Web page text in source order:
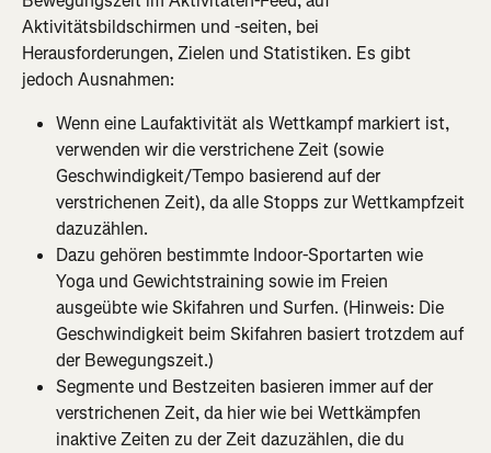
Aktivitätsbildschirmen und -seiten, bei
Herausforderungen, Zielen und Statistiken. Es gibt
jedoch Ausnahmen:
Wenn eine Laufaktivität als Wettkampf markiert ist,
verwenden wir die verstrichene Zeit (sowie
Geschwindigkeit/Tempo basierend auf der
verstrichenen Zeit), da alle Stopps zur Wettkampfzeit
dazuzählen.
Dazu gehören bestimmte Indoor-Sportarten wie
Yoga und Gewichtstraining sowie im Freien
ausgeübte wie Skifahren und Surfen. (Hinweis: Die
Geschwindigkeit beim Skifahren basiert trotzdem auf
der Bewegungszeit.)
Segmente und Bestzeiten basieren immer auf der
verstrichenen Zeit, da hier wie bei Wettkämpfen
inaktive Zeiten zu der Zeit dazuzählen, die du